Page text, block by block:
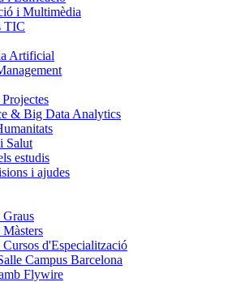
i Multimèdia
TIC
Artificial
& Big Data Analytics
Salut
estudis
i ajudes
Graus
d'Especialització
Campus Barcelona
Flywire